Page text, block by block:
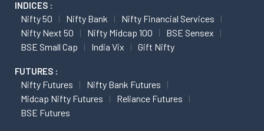
INDICES :
Nifty 50 Nifty Bank
Nifty Financial Services
Nifty Next 50
Nifty Midcap 100
BSE Sensex
BSE Small Cap
India Vix Gift Nifty
FUTURES :
Nifty Futures
Nifty Bank Futures
Midcap Nifty Futures
Reliance Futures
BSE Futures